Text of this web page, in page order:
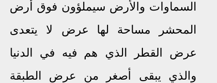
السماوات والأرض سيملؤون فوق أرض
المحشر مساحة لها عرض لا يتعدى
عرض القطر الذي هم فيه في الدنيا
والذي يبقى أصغر من عرض الطبقة